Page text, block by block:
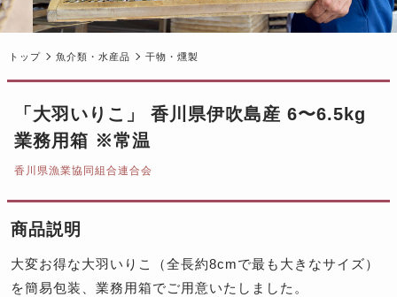
トップ 魚介類・水産品 干物・燻製
「大羽いりこ」 香川県伊吹島産 6〜6.5kg
業務用箱 ※常温
香川県漁業協同組合連合会
商品説明
大変お得な大羽いりこ（全長約8cmで最も大きなサイズ）
を簡易包装、業務用箱でご用意いたしました。